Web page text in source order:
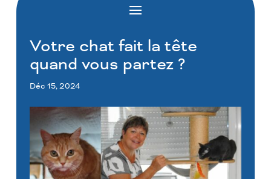
Votre chat fait la tête
quand vous partez ?
Déc 15, 2024